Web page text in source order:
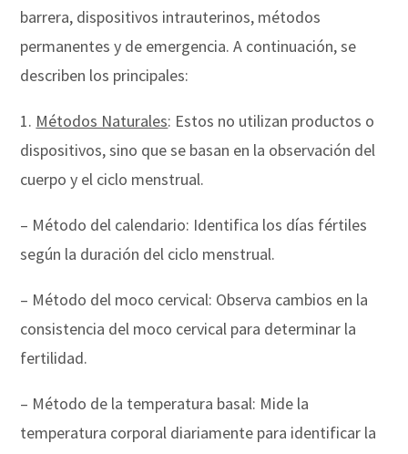
barrera, dispositivos intrauterinos, métodos
permanentes y de emergencia. A continuación, se
describen los principales:
1. Métodos Naturales: Estos no utilizan productos o
dispositivos, sino que se basan en la observación del
cuerpo y el ciclo menstrual.
– Método del calendario: Identifica los días fértiles
según la duración del ciclo menstrual.
– Método del moco cervical: Observa cambios en la
consistencia del moco cervical para determinar la
fertilidad.
– Método de la temperatura basal: Mide la
temperatura corporal diariamente para identificar la